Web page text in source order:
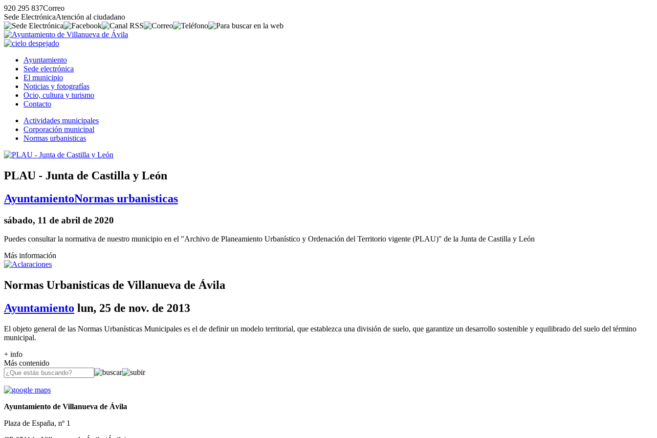
920 295 837Correo
Sede ElectrónicaAtención al ciudadano
Ayuntamiento
Sede electrónica
El municipio
Noticias y fotografías
Ocio, cultura y turismo
Contacto
Actividades municipales
Corporación municipal
Normas urbanisticas
PLAU - Junta de Castilla y León
AyuntamientoNormas urbanisticas
sábado, 11 de abril de 2020
Puedes consultar la normativa de nuestro municipio en el "Archivo de Planeamiento Urbanístico y Ordenación del Territorio vigente (PLAU)" de la Junta de Castilla y León
Más información
Normas Urbanisticas de Villanueva de Ávila
Ayuntamiento lun, 25 de nov. de 2013
El objeto general de las Normas Urbanísticas Municipales es el de definir un modelo territorial, que establezca una división de suelo, que garantize un desarrollo sostenible y equilibrado del suelo del término
municipal.
+ info
Más contenido
Ayuntamiento de Villanueva de Ávila
Plaza de España, nº 1